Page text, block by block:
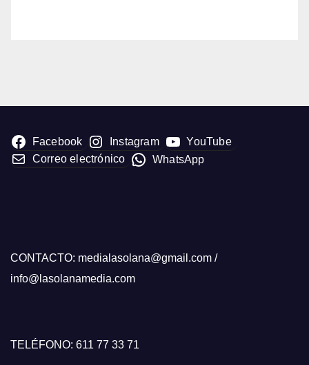
Facebook Instagram
YouTube
Correo electrónico
WhatsApp
CONTACTO: medialasolana@gmail.com /
info@lasolanamedia.com
TELÉFONO: 611 77 33 71